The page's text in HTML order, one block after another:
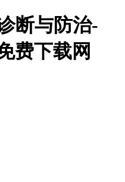
断与防治-
费下载网